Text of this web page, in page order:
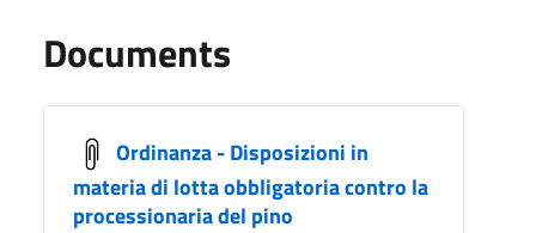
Documents
Ordinanza - Disposizioni in
materia di lotta obbligatoria contro la
processionaria del pino